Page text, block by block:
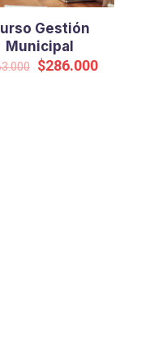
Gestión
Municipal
El
$286.000El